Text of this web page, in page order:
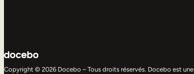
Copyright © 2026 Docebo – Tous droits réservés. Docebo est une